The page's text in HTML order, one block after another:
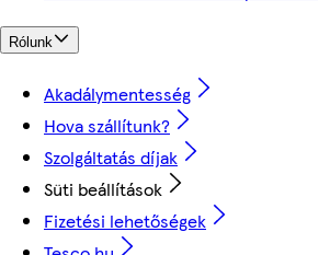
Rólunk
Akadálymentesség
Hova szállítunk?
Szolgáltatás díjak
Süti beállítások
Fizetési lehetőségek